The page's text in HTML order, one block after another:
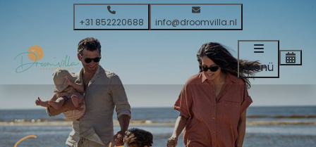
+31 852220688 info@droomvilla.nl
Menü